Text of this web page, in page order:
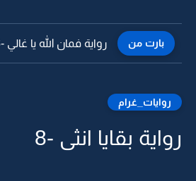
بارت من رواية فمان الله يا غالي -42
روايات_غرام
رواية بقايا انثى -8